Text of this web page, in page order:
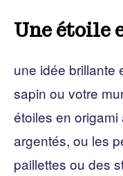
Une étoile
une idée brillante
sapin ou votre
étoiles en
argentés, ou les
paillettes ou des